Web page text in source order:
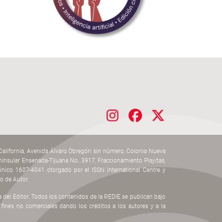
Avenida Álvaro Obregón sin número, Colonia Nueva
Ensenada-Tijuana No. 3917, Fraccionamiento Playitas,
1607-4041 otorgado por el ISSN International Centre y
de Autor.
Editor. Todos los contenidos de la REDIE se publican bajo
no comerciales dando los créditos a los autores y a la